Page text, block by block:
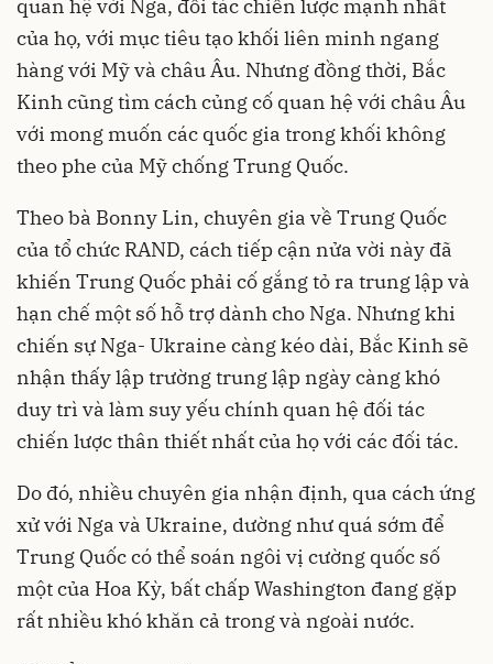
quan hệ với Nga, đối tác chiến lược mạnh nhất
của họ, với mục tiêu tạo khối liên minh ngang
hàng với Mỹ và châu Âu. Nhưng đồng thời, Bắc
Kinh cũng tìm cách củng cố quan hệ với châu Âu
với mong muốn các quốc gia trong khối không
theo phe của Mỹ chống Trung Quốc.
Theo bà Bonny Lin, chuyên gia về Trung Quốc
của tổ chức RAND, cách tiếp cận nửa vời này đã
khiến Trung Quốc phải cố gắng tỏ ra trung lập và
hạn chế một số hỗ trợ dành cho Nga. Nhưng khi
chiến sự Nga- Ukraine càng kéo dài, Bắc Kinh sẽ
nhận thấy lập trường trung lập ngày càng khó
duy trì và làm suy yếu chính quan hệ đối tác
chiến lược thân thiết nhất của họ với các đối tác.
Do đó, nhiều chuyên gia nhận định, qua cách ứng
xử với Nga và Ukraine, dường như quá sớm để
Trung Quốc có thể soán ngôi vị cường quốc số
một của Hoa Kỳ, bất chấp Washington đang gặp
rất nhiều khó khăn cả trong và ngoài nước.